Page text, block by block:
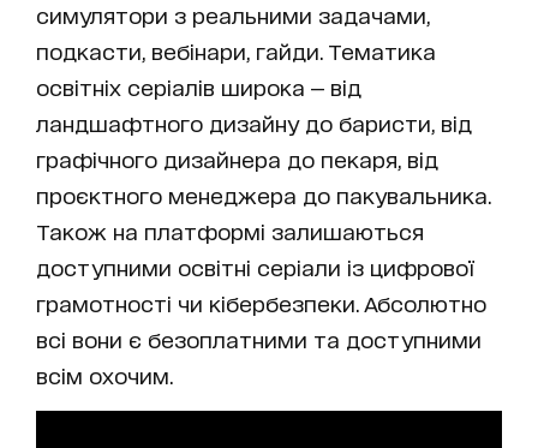
симулятори з реальними задачами,
подкасти, вебінари, гайди. Тематика
освітніх серіалів широка — від
ландшафтного дизайну до баристи, від
графічного дизайнера до пекаря, від
проєктного менеджера до пакувальника.
Також на платформі залишаються
доступними освітні серіали із цифрової
грамотності чи кібербезпеки. Абсолютно
всі вони є безоплатними та доступними
всім охочим.